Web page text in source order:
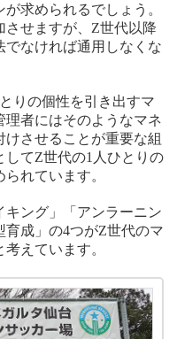
求められるでしょう。
させますが、Z世代以降
なければ通用しなくな
りの個性を引き出すマ
理者にはそのようなマネ
させることが重要な組
てZ世代の1人ひとりの
れています。
キング」「アンラーニン
成」の4つがZ世代のマ
えています。